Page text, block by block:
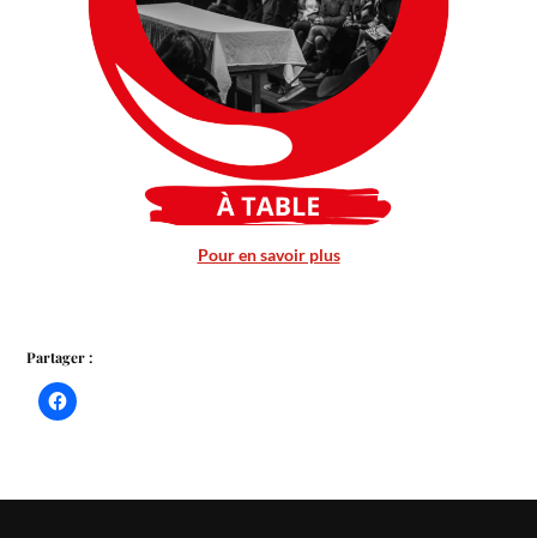
Pour en savoir plus
Partager :